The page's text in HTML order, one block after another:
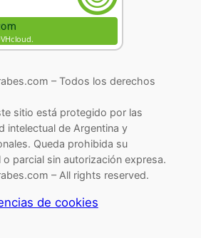
– Todos los derechos
sitio está protegido por las
intelectual de Argentina y
Queda prohibida su
parcial sin autorización expresa.
– All rights reserved.
de cookies